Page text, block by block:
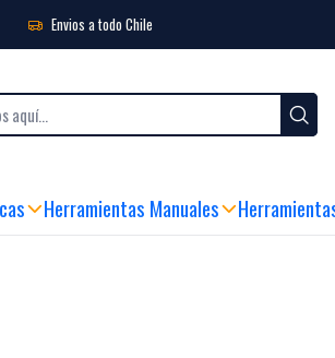
Envios a todo Chile
Herramientas Manuales
Presión